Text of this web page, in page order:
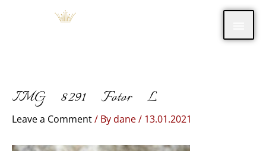
IMG_8291_Fotor_L
Leave a Comment/ Bydane/ 13.01.2021